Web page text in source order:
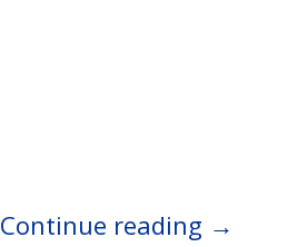
Continue reading →